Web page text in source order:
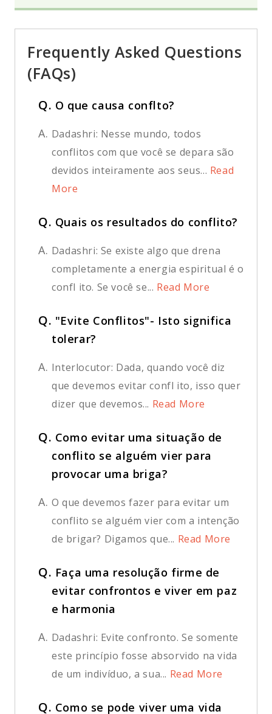
Frequently Asked Questions
(FAQs)
Q. O que causa conflto?
A. Dadashri: Nesse mundo, todos
conflitos com que você se depara são
devidos inteiramente aos seus... Read
More
Q. Quais os resultados do conflito?
A. Dadashri: Se existe algo que drena
completamente a energia espiritual é o
confl ito. Se você se... Read More
Q. "Evite Conflitos"- Isto significa
tolerar?
A. Interlocutor: Dada, quando você diz
que devemos evitar confl ito, isso quer
dizer que devemos... Read More
Q. Como evitar uma situação de
conflito se alguém vier para
provocar uma briga?
A. O que devemos fazer para evitar um
conflito se alguém vier com a intenção
de brigar? Digamos que... Read More
Q. Faça uma resolução firme de
evitar confrontos e viver em paz
e harmonia
A. Dadashri: Evite confronto. Se somente
este princípio fosse absorvido na vida
de um indivíduo, a sua... Read More
Q. Como se pode viver uma vida